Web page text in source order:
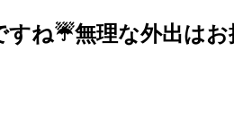
ね☔無理な外出はお